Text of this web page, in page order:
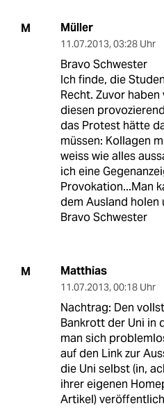
M Müller
11.07.2013, 03:28 Uhr
Bravo Schwester
Ich finde, die
Recht. Zuvor
diesen
das Protest hätte
müssen: Kollagen
weiss wie alles
ich eine
Provokation...Man
dem Ausland holen
Bravo Schwester
M Matthias
11.07.2013, 00:18 Uhr
Nachtrag: Den
Bankrott der Uni in
man sich
auf den Link zur
die Uni selbst (in,
ihrer eigenen
Artikel)